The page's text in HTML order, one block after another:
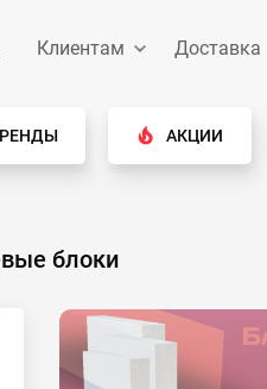
Клиентам Доставка
АКЦИИ
блоки